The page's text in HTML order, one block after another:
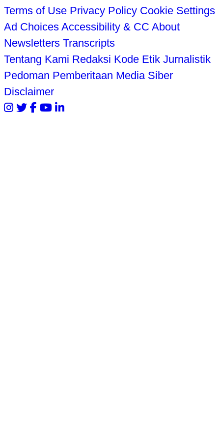
Terms of Use Privacy Policy Cookie Settings
Ad Choices Accessibility & CC About
Newsletters Transcripts
Tentang Kami Redaksi Kode Etik Jurnalistik
Pedoman Pemberitaan Media Siber
Disclaimer